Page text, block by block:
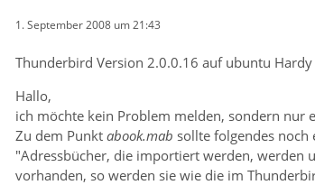
1. September 2008 um 21:43
Thunderbird Version 2.0.0.16 auf ubuntu
Hallo,
ich möchte kein Problem melden, sondern nur
Zu dem Punktabook.mab sollte folgendes noch
"Adressbücher, die importiert werden, werden
vorhanden, so werden sie wie die im